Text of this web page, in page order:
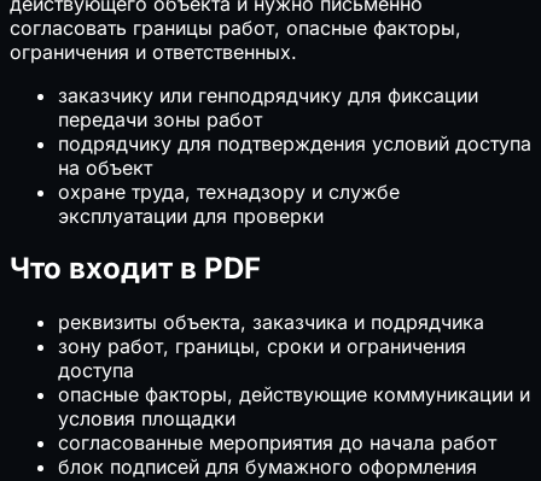
согласовать границы работ, опасные факторы,
ограничения и ответственных.
заказчику или генподрядчику для фиксации
передачи зоны работ
подрядчику для подтверждения условий доступа
на объект
охране труда, технадзору и службе
эксплуатации для проверки
Что входит в PDF
реквизиты объекта, заказчика и подрядчика
зону работ, границы, сроки и ограничения
доступа
опасные факторы, действующие коммуникации и
условия площадки
согласованные мероприятия до начала работ
блок подписей для бумажного оформления